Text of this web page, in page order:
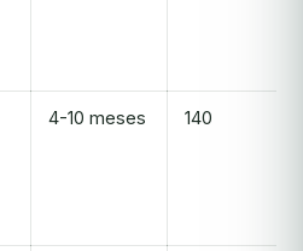
4-10 meses 140